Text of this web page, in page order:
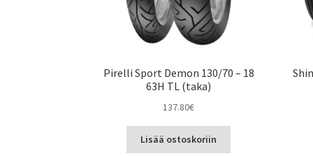
Pirelli Sport Demon 130/70 – 18
63H TL (taka)
137.80€
Lisää ostoskoriin